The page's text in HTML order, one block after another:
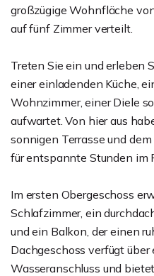
großzügige Wohnfläche
auf fünf Zimmer verteilt.
Treten Sie ein und erleben
einer einladenden Küche,
Wohnzimmer, einer Diele
aufwartet. Von hier aus
sonnigen Terrasse und
für entspannte Stunden im
Im ersten Obergeschoss
Schlafzimmer, ein
und ein Balkon, der einen
Dachgeschoss verfügt
Wasseranschluss und